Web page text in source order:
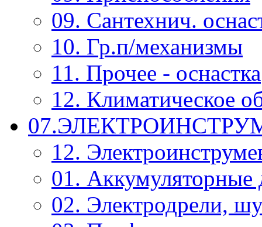
09. Сантехнич.
10. Гр.п/механизмы
11. Прочее - оснастка
12. Климатическое
12.
01. Аккумуляторные
02. Электродрели,